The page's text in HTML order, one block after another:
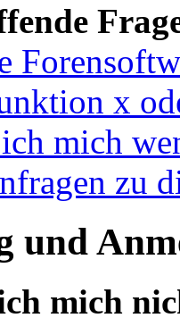
x
mich
zu
und
mich